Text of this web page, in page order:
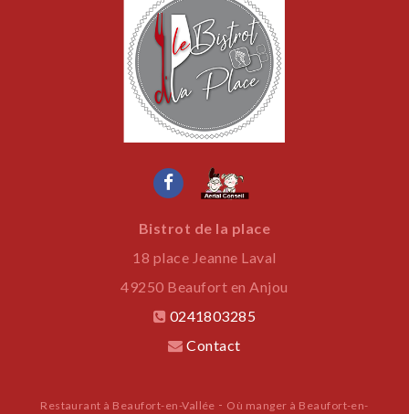
Bistrot de la place
18 place Jeanne Laval
49250 Beaufort en Anjou
0241803285
Contact
Restaurant à Beaufort-en-Vallée - Où manger à Beaufort-en-